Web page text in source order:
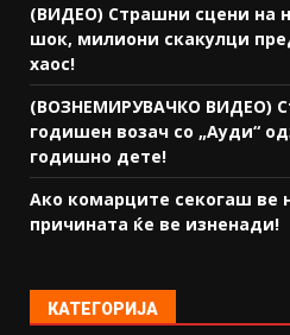
(ВИДЕО) Страшни сцени на
шок, милиони скакулци
хаос!
(ВОЗНЕМИРУВАЧКО ВИДЕО)
годишен возач со „Ауди“
годишно дете!
Ако комарците секогаш ве
причината ќе ве изненади!
КАТЕГОРИЈА